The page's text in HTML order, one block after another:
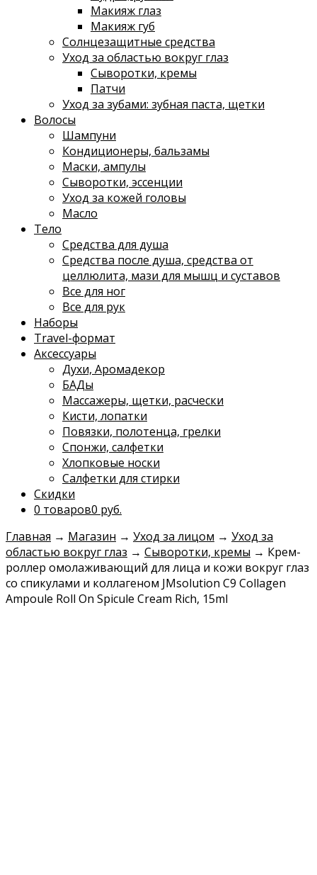
Макияж глаз
Макияж губ
Солнцезащитные средства
Уход за областью вокруг глаз
Сыворотки, кремы
Патчи
Уход за зубами: зубная паста, щетки
Волосы
Шампуни
Кондиционеры, бальзамы
Маски, ампулы
Сыворотки, эссенции
Уход за кожей головы
Масло
Тело
Средства для душа
Средства после душа, средства от
целлюлита, мази для мышц и суставов
Все для ног
Все для рук
Наборы
Travel-формат
Аксессуары
Духи, Аромадекор
БАДы
Массажеры, щетки, расчески
Кисти, лопатки
Повязки, полотенца, грелки
Спонжи, салфетки
Хлопковые носки
Салфетки для стирки
Скидки
0 товаров0 руб.
Главная → Магазин → Уход за лицом → Уход за
областью вокруг глаз → Сыворотки, кремы → Крем-
роллер омолаживающий для лица и кожи вокруг глаз
со спикулами и коллагеном JMsolution C9 Collagen
Ampoule Roll On Spicule Cream Rich, 15ml